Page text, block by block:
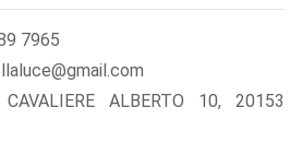
7965
ALBERTO 10, 20153